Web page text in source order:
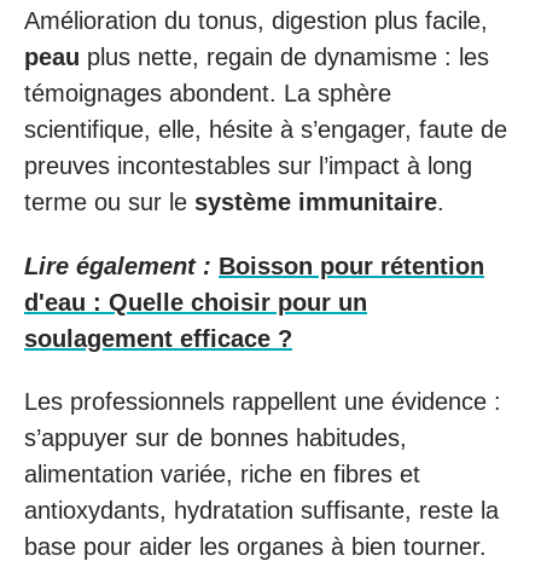
Amélioration du tonus, digestion plus facile,
peau plus nette, regain de dynamisme : les
témoignages abondent. La sphère
scientifique, elle, hésite à s’engager, faute de
preuves incontestables sur l’impact à long
terme ou sur le système immunitaire.
Lire également : Boisson pour rétention
d'eau : Quelle choisir pour un
soulagement efficace ?
Les professionnels rappellent une évidence :
s’appuyer sur de bonnes habitudes,
alimentation variée, riche en fibres et
antioxydants, hydratation suffisante, reste la
base pour aider les organes à bien tourner.